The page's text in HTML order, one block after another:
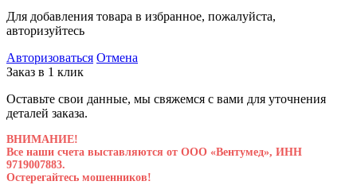
Для добавления товара в избранное, пожалуйста,
авторизуйтесь
Авторизоваться Отмена
Заказ в 1 клик
Оставьте свои данные, мы свяжемся с вами для уточнения
деталей заказа.
ВНИМАНИЕ!
Все наши счета выставляются от ООО «Вентумед», ИНН
9719007883.
Остерегайтесь мошенников!